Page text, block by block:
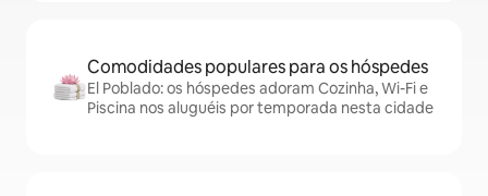
Comodidades populares para os hóspedes
El Poblado: os hóspedes adoram Cozinha, Wi-Fi e
Piscina nos aluguéis por temporada nesta cidade